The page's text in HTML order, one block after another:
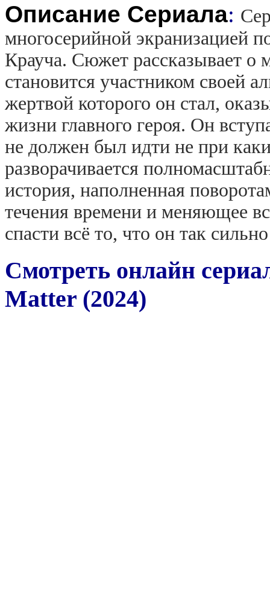
Описание Сериала:
многосерийной экранизацией
Крауча. Сюжет рассказывает
становится участником своей
жертвой которого он стал,
жизни главного героя. Он
не должен был идти не при
разворачивается
история, наполненная
течения времени и меняющее
спасти всё то, что он так
Смотреть онлайн
Matter (2024)